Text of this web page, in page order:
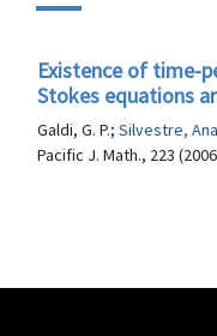
Existence of time-
Stokes equations
Galdi, G. P.; Silvestre,
Pacific J. Math., 223